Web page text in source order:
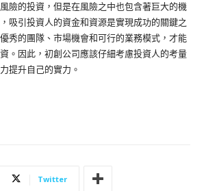
險的投資，但是在風險之中也包含著巨大的機
吸引投資人的資金和資源是實現成功的關鍵之
秀的團隊、市場機會和可行的業務模式，才能
。因此，初創公司應該仔細考慮投資人的考量
提升自己的實力。
Twitter